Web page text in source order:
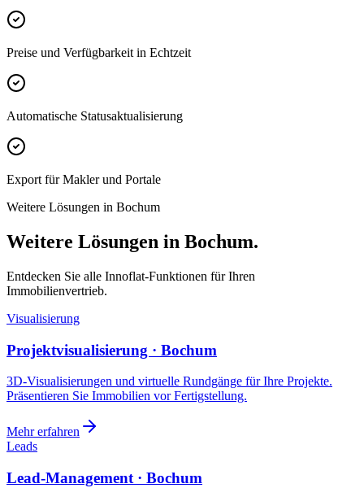
Preise und Verfügbarkeit in Echtzeit
Automatische Statusaktualisierung
Export für Makler und Portale
Weitere Lösungen in Bochum
Weitere Lösungen in Bochum.
Entdecken Sie alle Innoflat-Funktionen für Ihren
Immobilienvertrieb.
Visualisierung
Projektvisualisierung · Bochum
3D-Visualisierungen und virtuelle Rundgänge für Ihre Projekte.
Präsentieren Sie Immobilien vor Fertigstellung.
Mehr erfahren
Leads
Lead-Management · Bochum